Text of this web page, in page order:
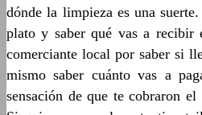
dónde la limpieza es una
plato y saber qué vas a recibir
comerciante local por saber si
mismo saber cuánto vas a
sensación de que te cobraron